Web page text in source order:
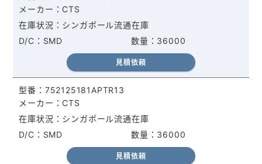
CTS
36000
シンガポール流通在庫
SMD
見積依頼
752125181APTR13
CTS
36000
シンガポール流通在庫
SMD
見積依頼